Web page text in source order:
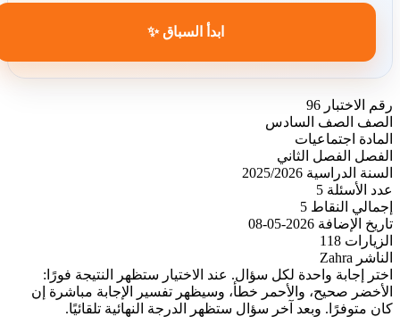
ابدأ السباق ✨
رقم الاختبار 96
الصف
الصف السادس
المادة
اجتماعيات
الفصل
الفصل الثاني
السنة الدراسية 2025/2026
عدد الأسئلة 5
إجمالي النقاط 5
تاريخ الإضافة 2026-05-08
الزيارات 118
الناشر Zahra
اختر إجابة واحدة لكل سؤال. عند الاختيار ستظهر النتيجة فورًا:
الأخضر صحيح، والأحمر خطأ، وسيظهر تفسير الإجابة مباشرة إن
كان متوفرًا. وبعد آخر سؤال ستظهر الدرجة النهائية تلقائيًا.